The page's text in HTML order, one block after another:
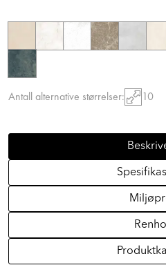
Antall alternative størrelser: 10